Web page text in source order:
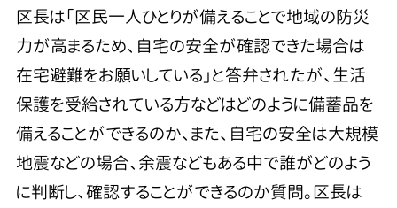
区長は「区民一人ひとりが備えることで地域の防災
力が高まるため、自宅の安全が確認できた場合は
在宅避難をお願いしている」と答弁されたが、生活
保護を受給されている方などはどのように備蓄品を
備えることができるのか、また、自宅の安全は大規模
地震などの場合、余震などもある中で誰がどのよう
に判断し、確認することができるのか質問。区長は